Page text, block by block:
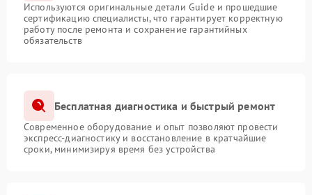
Используются оригинальные детали Guide и прошедшие
сертификацию специалисты, что гарантирует корректную
работу после ремонта и сохранение гарантийных
обязательств
Бесплатная диагностика и быстрый ремонт
Современное оборудование и опыт позволяют провести
экспресс-диагностику и восстановление в кратчайшие
сроки, минимизируя время без устройства